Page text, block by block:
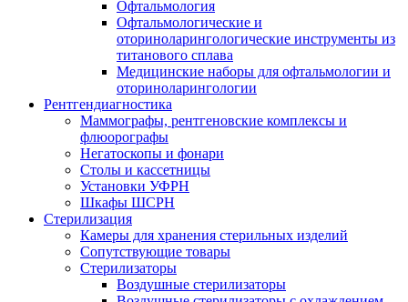
Офтальмология
Офтальмологические и
оториноларингологические инструменты из
титанового сплава
Медицинские наборы для офтальмологии и
оториноларингологии
Рентгендиагностика
Маммографы, рентгеновские комплексы и
флюорографы
Негатоскопы и фонари
Столы и кассетницы
Установки УФРН
Шкафы ШСРН
Стерилизация
Камеры для хранения стерильных изделий
Сопутствующие товары
Стерилизаторы
Воздушные стерилизаторы